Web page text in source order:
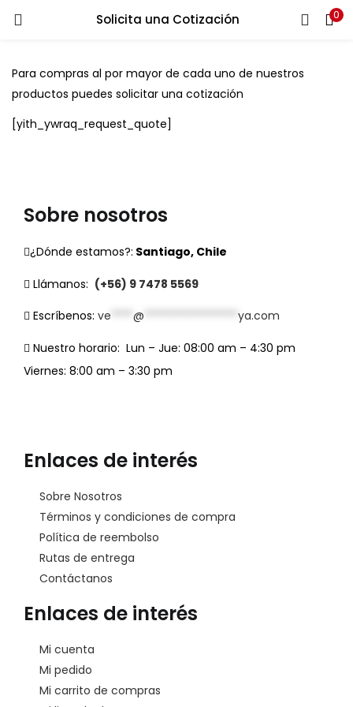
Solicita una Cotización 0
Para compras al por mayor de cada uno de nuestros
productos puedes solicitar una cotización
[yith_ywraq_request_quote]
Sobre nosotros
¿Dónde estamos?: Santiago, Chile
Llámanos: (+56) 9 7478 5569
Escríbenos: ve @ ya.com
Nuestro horario: Lun – Jue: 08:00 am – 4:30 pm
Viernes: 8:00 am – 3:30 pm
Enlaces de interés
Sobre Nosotros
Términos y condiciones de compra
Política de reembolso
Rutas de entrega
Contáctanos
Enlaces de interés
Mi cuenta
Mi pedido
Mi carrito de compras
LOGIN
Ingresa tu correo y contraseña para iniciar sesión.
Login
Lost password?